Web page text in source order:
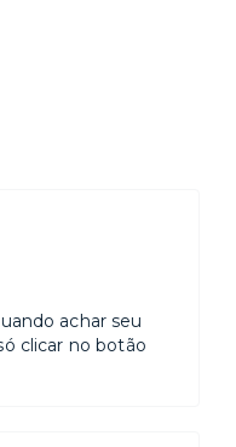
achar seu
clicar no botão